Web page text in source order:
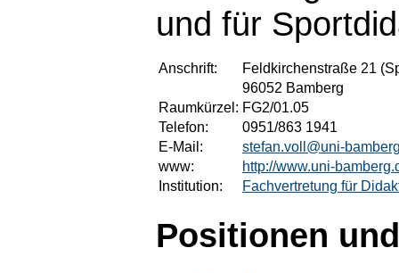
und für
Anschrift:
Feldkirchenstraße 21
96052 Bamberg
Raumkürzel: FG2/01.05
Telefon:
0951/863 1941
E-Mail:
stefan.voll@uni-
www:
http://www.uni-
Institution:
Fachvertretung für
Positionen